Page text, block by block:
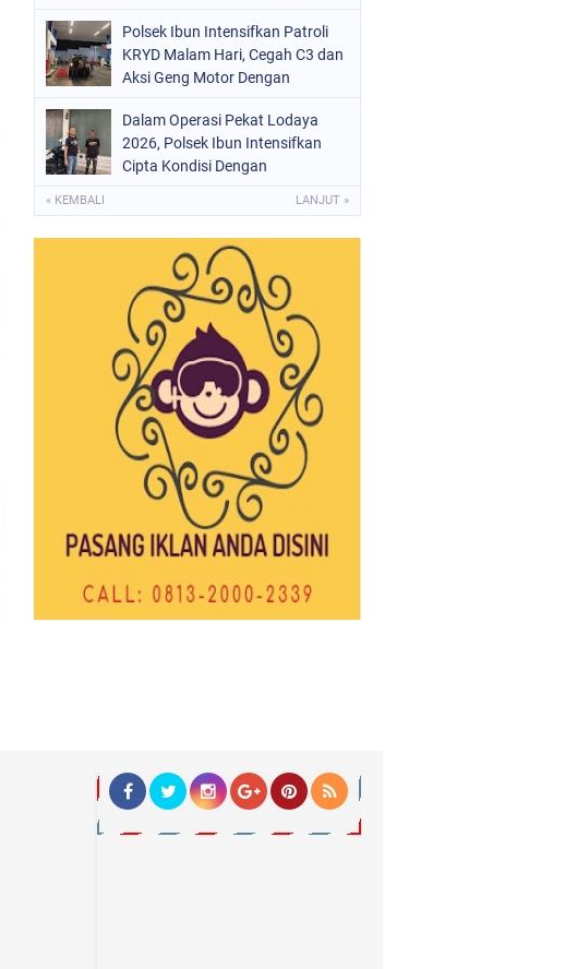
Polsek Ibun Intensifkan Patroli
KRYD Malam Hari, Cegah C3 dan
Aksi Geng Motor Dengan
Dalam Operasi Pekat Lodaya
2026, Polsek Ibun Intensifkan
Cipta Kondisi Dengan
« KEMBALI LANJUT »